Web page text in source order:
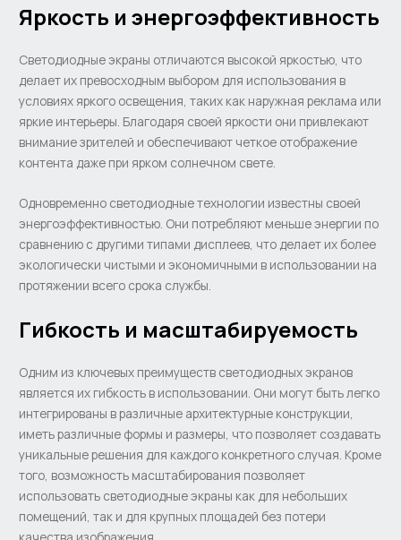
Яркость и энергоэффективность
Светодиодные экраны отличаются высокой яркостью, что
делает их превосходным выбором для использования в
условиях яркого освещения, таких как наружная реклама или
яркие интерьеры. Благодаря своей яркости они привлекают
внимание зрителей и обеспечивают четкое отображение
контента даже при ярком солнечном свете.
Одновременно светодиодные технологии известны своей
энергоэффективностью. Они потребляют меньше энергии по
сравнению с другими типами дисплеев, что делает их более
экологически чистыми и экономичными в использовании на
протяжении всего срока службы.
Гибкость и масштабируемость
Одним из ключевых преимуществ светодиодных экранов
является их гибкость в использовании. Они могут быть легко
интегрированы в различные архитектурные конструкции,
иметь различные формы и размеры, что позволяет создавать
уникальные решения для каждого конкретного случая. Кроме
того, возможность масштабирования позволяет
использовать светодиодные экраны как для небольших
помещений, так и для крупных площадей без потери